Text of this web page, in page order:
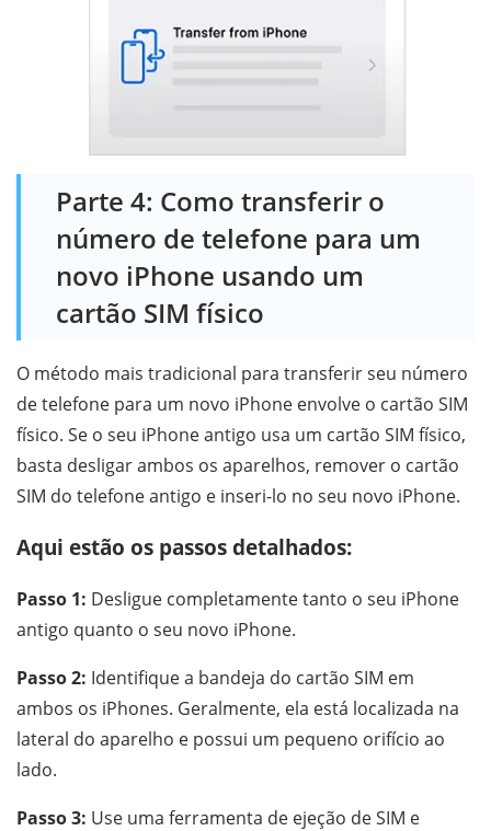
Parte 4: Como transferir o
número de telefone para um
novo iPhone usando um
cartão SIM físico
O método mais tradicional para transferir seu número
de telefone para um novo iPhone envolve o cartão SIM
físico. Se o seu iPhone antigo usa um cartão SIM físico,
basta desligar ambos os aparelhos, remover o cartão
SIM do telefone antigo e inseri-lo no seu novo iPhone.
Aqui estão os passos detalhados:
Passo 1: Desligue completamente tanto o seu iPhone
antigo quanto o seu novo iPhone.
Passo 2: Identifique a bandeja do cartão SIM em
ambos os iPhones. Geralmente, ela está localizada na
lateral do aparelho e possui um pequeno orifício ao
lado.
Passo 3: Use uma ferramenta de ejeção de SIM e